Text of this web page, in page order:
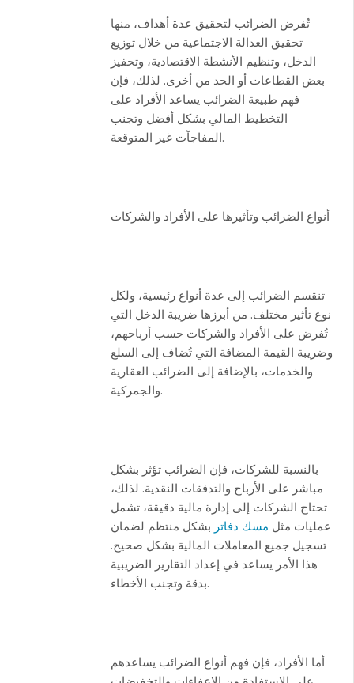
تُفرض الضرائب لتحقيق عدة أهداف، منها
تحقيق العدالة الاجتماعية من خلال توزيع
الدخل، وتنظيم الأنشطة الاقتصادية، وتحفيز
بعض القطاعات أو الحد من أخرى. لذلك، فإن
فهم طبيعة الضرائب يساعد الأفراد على
التخطيط المالي بشكل أفضل وتجنب
المفاجآت غير المتوقعة.
أنواع الضرائب وتأثيرها على الأفراد والشركات
تنقسم الضرائب إلى عدة أنواع رئيسية، ولكل
نوع تأثير مختلف. من أبرزها ضريبة الدخل التي
تُفرض على الأفراد والشركات حسب أرباحهم،
وضريبة القيمة المضافة التي تُضاف إلى السلع
والخدمات، بالإضافة إلى الضرائب العقارية
والجمركية.
بالنسبة للشركات، فإن الضرائب تؤثر بشكل
مباشر على الأرباح والتدفقات النقدية. لذلك،
تحتاج الشركات إلى إدارة مالية دقيقة، تشمل
عمليات مثل مسك دفاتر بشكل منتظم لضمان
تسجيل جميع المعاملات المالية بشكل صحيح.
هذا الأمر يساعد في إعداد التقارير الضريبية
بدقة وتجنب الأخطاء.
أما الأفراد، فإن فهم أنواع الضرائب يساعدهم